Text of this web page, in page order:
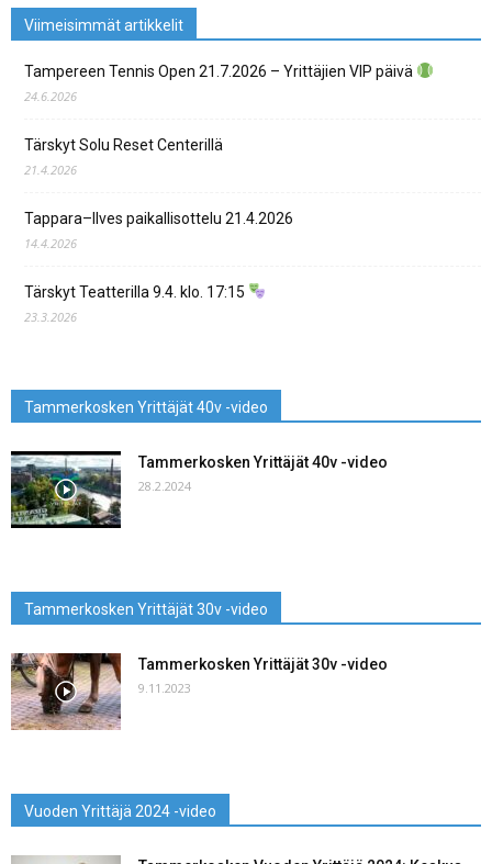
Viimeisimmät artikkelit
Tampereen Tennis Open 21.7.2026 – Yrittäjien VIP päivä
24.6.2026
Tärskyt Solu Reset Centerillä
21.4.2026
Tappara–Ilves paikallisottelu 21.4.2026
14.4.2026
Tärskyt Teatterilla 9.4. klo. 17:15
23.3.2026
Tammerkosken Yrittäjät 40v -video
Tammerkosken Yrittäjät 40v -video
28.2.2024
Tammerkosken Yrittäjät 30v -video
Tammerkosken Yrittäjät 30v -video
9.11.2023
Vuoden Yrittäjä 2024 -video